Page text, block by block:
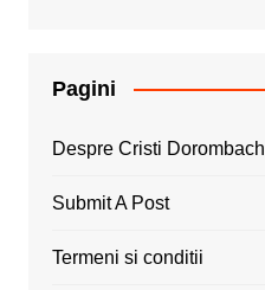
Pagini
Despre Cristi Dorombach
Submit A Post
Termeni si conditii